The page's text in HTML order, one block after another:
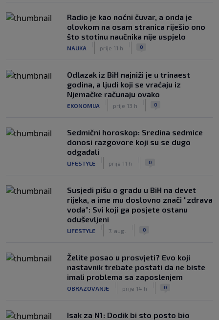
Radio je kao noćni čuvar, a onda je
olovkom na osam stranica riješio ono
što stotinu naučnika nije uspjelo
NAUKA prije 11 h 0
Odlazak iz BiH najniži je u trinaest
godina, a ljudi koji se vraćaju iz
Njemačke računaju ovako
EKONOMIJA prije 13 h 0
Sedmični horoskop: Sredina sedmice
donosi razgovore koji su se dugo
odgađali
LIFESTYLE prije 11 h 0
Susjedi pišu o gradu u BiH na devet
rijeka, a ime mu doslovno znači "zdrava
voda": Svi koji ga posjete ostanu
oduševljeni
LIFESTYLE 7. aug. 0
Želite posao u prosvjeti? Evo koji
nastavnik trebate postati da ne biste
imali problema sa zaposlenjem
OBRAZOVANJE prije 14 h 0
Isak za N1: Dodik bi sto posto bio